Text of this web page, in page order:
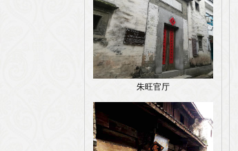
朱旺官厅